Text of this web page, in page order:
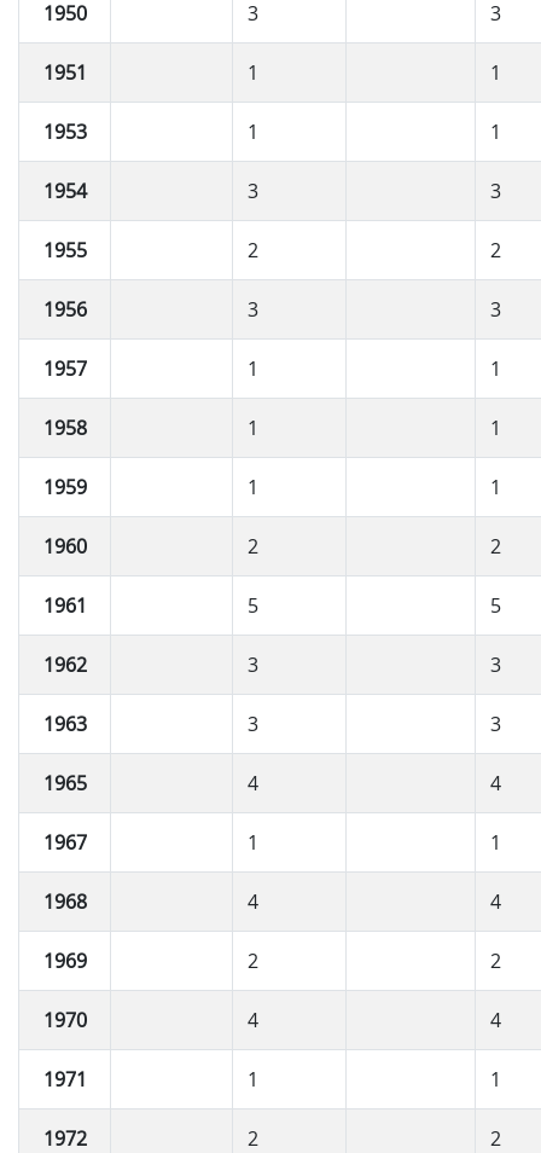
1950 3 3
1951 1 1
1953 1 1
1954 3 3
1955 2 2
1956 3 3
1957 1 1
1958 1 1
1959 1 1
1960 2 2
1961 5 5
1962 3 3
1963 3 3
1965 4 4
1967 1 1
1968 4 4
1969 2 2
1970 4 4
1971 1 1
1972 2 2